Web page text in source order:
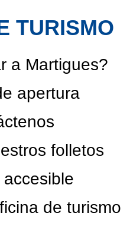
TURISMO
a Martigues?
apertura
folletos
de turismo